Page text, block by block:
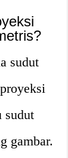
sudut
sudut
gambar.